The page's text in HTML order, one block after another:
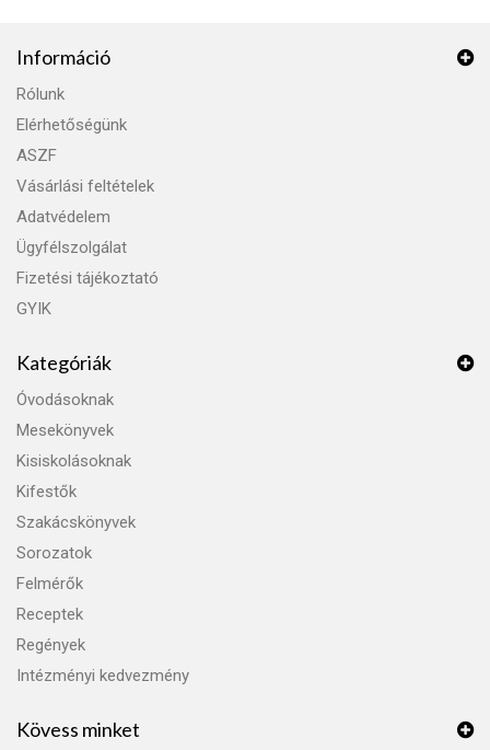
Információ
Rólunk
Elérhetőségünk
ASZF
Vásárlási feltételek
Adatvédelem
Ügyfélszolgálat
Fizetési tájékoztató
GYIK
Kategóriák
Óvodásoknak
Mesekönyvek
Kisiskolásoknak
Kifestők
Szakácskönyvek
Sorozatok
Felmérők
Receptek
Regények
Intézményi kedvezmény
Kövess minket